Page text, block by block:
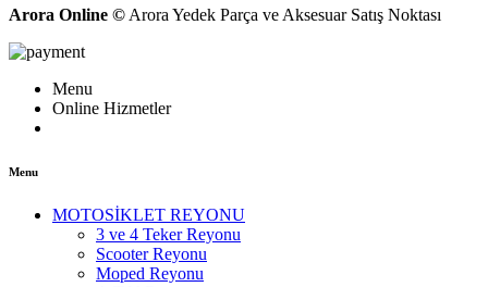
Arora Online © Arora Yedek Parça ve Aksesuar Satış Noktası
Menu
Online Hizmetler
Menu
MOTOSİKLET REYONU
3 ve 4 Teker Reyonu
Scooter Reyonu
Moped Reyonu